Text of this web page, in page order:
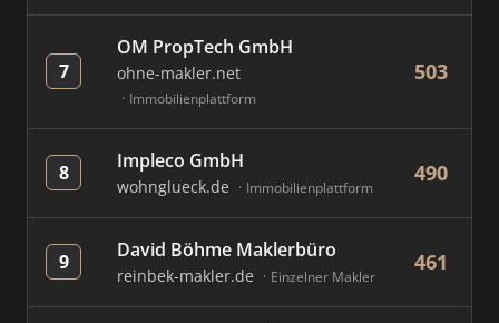
7
OM PropTech GmbH
ohne-makler.net
Immobilienplattform
503
8 Impleco GmbH
wohnglueck.de Immobilienplattform
490
9 David Böhme Maklerbüro
reinbek-makler.de Einzelner Makler
461